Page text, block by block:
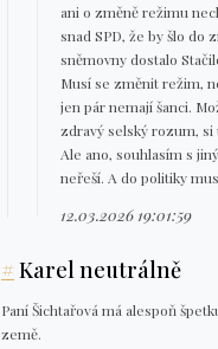
ani o změně režimu
snad SPD, že by šlo do
sněmovny dostalo
Musí se změnit režim,
jen pár nemají šanci.
zdravý selský rozum, si
Ale ano, souhlasím s
neřeší. A do politiky
12.03.2026 19:01:59
#Karel neutrálně
Paní Šichtařová má alespoň
země.